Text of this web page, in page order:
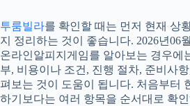
투룸빌라를 확인할 때는 먼저 현재 상
지 정리하는 것이 좋습니다. 2026년06
온라인알피지게임를 알아보는 경우에
부, 비용이나 조건, 진행 절차, 준비사
펴보는 것이 도움이 됩니다. 처음부터
하기보다는 여러 항목을 순서대로 확